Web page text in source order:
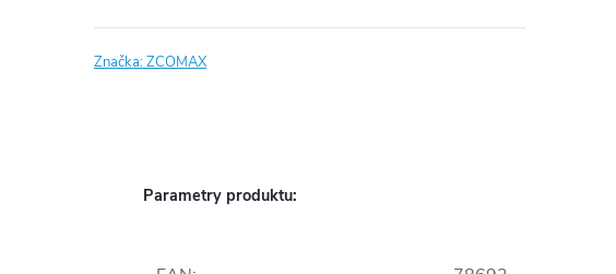
Značka:ZCOMAX
Parametry produktu: